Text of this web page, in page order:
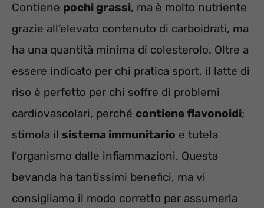
Contiene pochi grassi, ma è molto nutriente
grazie all’elevato contenuto di carboidrati, ma
ha una quantità minima di colesterolo. Oltre a
essere indicato per chi pratica sport, il latte di
riso è perfetto per chi soffre di problemi
cardiovascolari, perché contiene flavonoidi;
stimola il sistema immunitario e tutela
l’organismo dalle infiammazioni. Questa
bevanda ha tantissimi benefici, ma vi
consigliamo il modo corretto per assumerla